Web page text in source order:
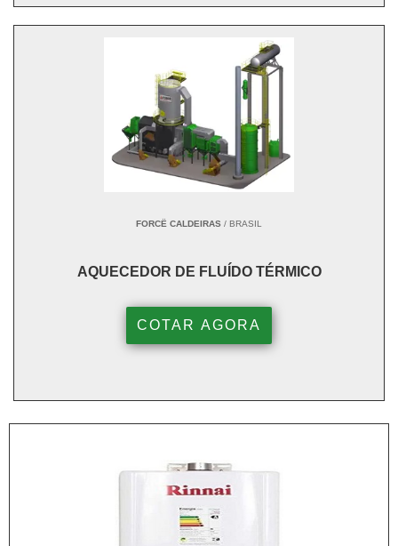
FORCË CALDEIRAS / BRASIL
AQUECEDOR DE FLUÍDO TÉRMICO
COTAR AGORA